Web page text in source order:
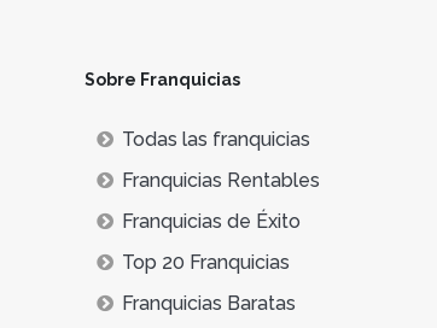
Sobre Franquicias
Todas las franquicias
Franquicias Rentables
Franquicias de Éxito
Top 20 Franquicias
Franquicias Baratas